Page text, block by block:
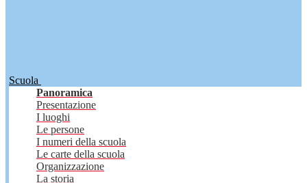
Scuola
Panoramica
Presentazione
I luoghi
Le persone
I numeri della scuola
Le carte della scuola
Organizzazione
La storia